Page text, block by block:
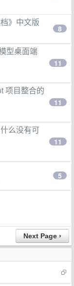
》中文版
8
型桌面端
11
项目整合的
11
么没有可
11
5